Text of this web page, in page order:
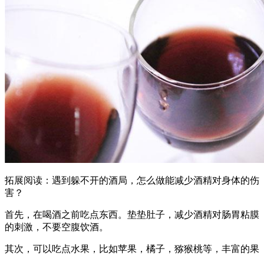
拓展阅读：遇到躲不开的酒局，怎么做能减少酒精对身体的伤
害？
首先，在喝酒之前吃点东西。垫垫肚子，减少酒精对肠胃粘膜
的刺激，不要空腹饮酒。
其次，可以吃点水果，比如苹果，橘子，猕猴桃等，丰富的果